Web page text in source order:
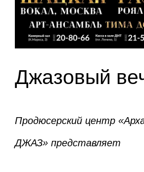
Джазовый
Продюсерский центр
ДЖАЗ» представляет